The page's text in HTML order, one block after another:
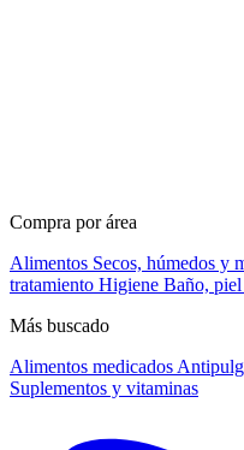
Compra por área
Alimentos Secos, húmedos y
tratamiento Higiene Baño,
Más buscado
Alimentos medicados
Suplementos y vitaminas